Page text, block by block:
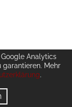
Analytics
Mehr
.